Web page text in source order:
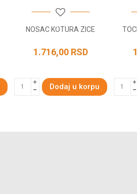
NOSAC KOTURA ZICE
1.716,00 RSD
Dodaj u korpu